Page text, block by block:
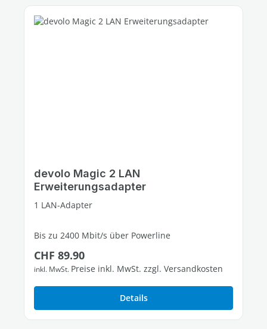
devolo Magic 2 LAN
Erweiterungsadapter
1 LAN-Adapter
Bis zu 2400 Mbit/s über Powerline
1 freier Gigabit-LAN-Port
Regulärer Preis:
CHF 89.90
inkl. MwSt. Preise inkl. MwSt. zzgl. Versandkosten
Details